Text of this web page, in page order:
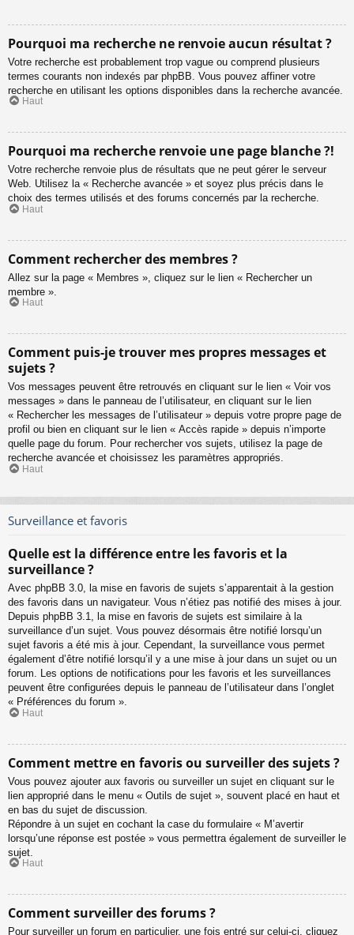
Pourquoi ma recherche ne renvoie aucun résultat ?
Votre recherche est probablement trop vague ou comprend plusieurs
termes courants non indexés par phpBB. Vous pouvez affiner votre
recherche en utilisant les options disponibles dans la recherche avancée.
Haut
Pourquoi ma recherche renvoie une page blanche ?!
Votre recherche renvoie plus de résultats que ne peut gérer le serveur
Web. Utilisez la « Recherche avancée » et soyez plus précis dans le
choix des termes utilisés et des forums concernés par la recherche.
Haut
Comment rechercher des membres ?
Allez sur la page « Membres », cliquez sur le lien « Rechercher un
membre ».
Haut
Comment puis-je trouver mes propres messages et
sujets ?
Vos messages peuvent être retrouvés en cliquant sur le lien « Voir vos
messages » dans le panneau de l’utilisateur, en cliquant sur le lien
« Rechercher les messages de l’utilisateur » depuis votre propre page de
profil ou bien en cliquant sur le lien « Accès rapide » depuis n’importe
quelle page du forum. Pour rechercher vos sujets, utilisez la page de
recherche avancée et choisissez les paramètres appropriés.
Haut
Surveillance et favoris
Quelle est la différence entre les favoris et la
surveillance ?
Avec phpBB 3.0, la mise en favoris de sujets s’apparentait à la gestion
des favoris dans un navigateur. Vous n’étiez pas notifié des mises à jour.
Depuis phpBB 3.1, la mise en favoris de sujets est similaire à la
surveillance d’un sujet. Vous pouvez désormais être notifié lorsqu’un
sujet favoris a été mis à jour. Cependant, la surveillance vous permet
également d’être notifié lorsqu’il y a une mise à jour dans un sujet ou un
forum. Les options de notifications pour les favoris et les surveillances
peuvent être configurées depuis le panneau de l’utilisateur dans l’onglet
« Préférences du forum ».
Haut
Comment mettre en favoris ou surveiller des sujets ?
Vous pouvez ajouter aux favoris ou surveiller un sujet en cliquant sur le
lien approprié dans le menu « Outils de sujet », souvent placé en haut et
en bas du sujet de discussion.
Répondre à un sujet en cochant la case du formulaire « M’avertir
lorsqu’une réponse est postée » vous permettra également de surveiller le
sujet.
Haut
Comment surveiller des forums ?
Pour surveiller un forum en particulier, une fois entré sur celui-ci, cliquez